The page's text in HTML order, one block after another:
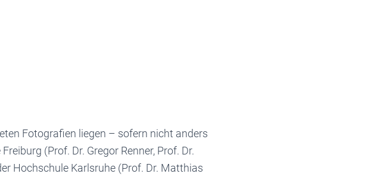
Fotografien liegen – sofern nicht anders
(Prof. Dr. Gregor Renner, Prof. Dr.
Hochschule Karlsruhe (Prof. Dr. Matthias